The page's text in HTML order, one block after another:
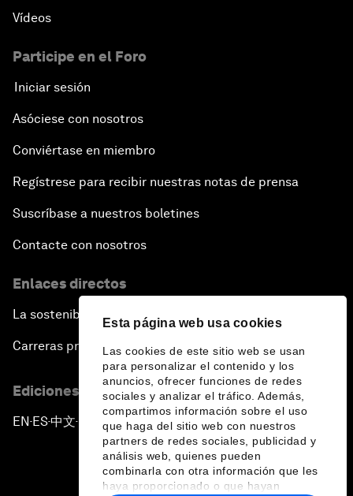
Esta página web usa cookies
Las cookies de este sitio web se usan
para personalizar el contenido y los
anuncios, ofrecer funciones de redes
sociales y analizar el tráfico. Además,
compartimos información sobre el uso
que haga del sitio web con nuestros
partners de redes sociales, publicidad y
análisis web, quienes pueden
combinarla con otra información que les
haya proporcionado o que hayan
Vídeos
Participe en el Foro
Iniciar sesión
Asóciese con nosotros
Conviértase en miembro
Regístrese para recibir nuestras notas de prensa
Suscríbase a nuestros boletines
Contacte con nosotros
Enlaces directos
La sostenibilidad en el Foro
Carreras profesionales
Ediciones en otros idiomas
EN ▪ES▪中文▪ 日本語